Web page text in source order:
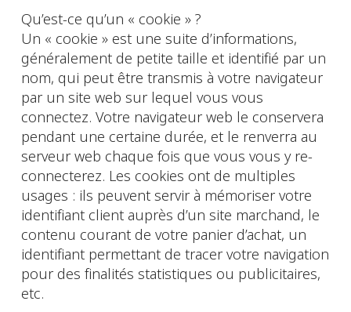
Qu’est-ce qu’un « cookie » ?
Un « cookie » est une suite d’informations,
généralement de petite taille et identifié par un
nom, qui peut être transmis à votre navigateur
par un site web sur lequel vous vous
connectez. Votre navigateur web le conservera
pendant une certaine durée, et le renverra au
serveur web chaque fois que vous vous y re-
connecterez. Les cookies ont de multiples
usages : ils peuvent servir à mémoriser votre
identifiant client auprès d’un site marchand, le
contenu courant de votre panier d’achat, un
identifiant permettant de tracer votre navigation
pour des finalités statistiques ou publicitaires,
etc.